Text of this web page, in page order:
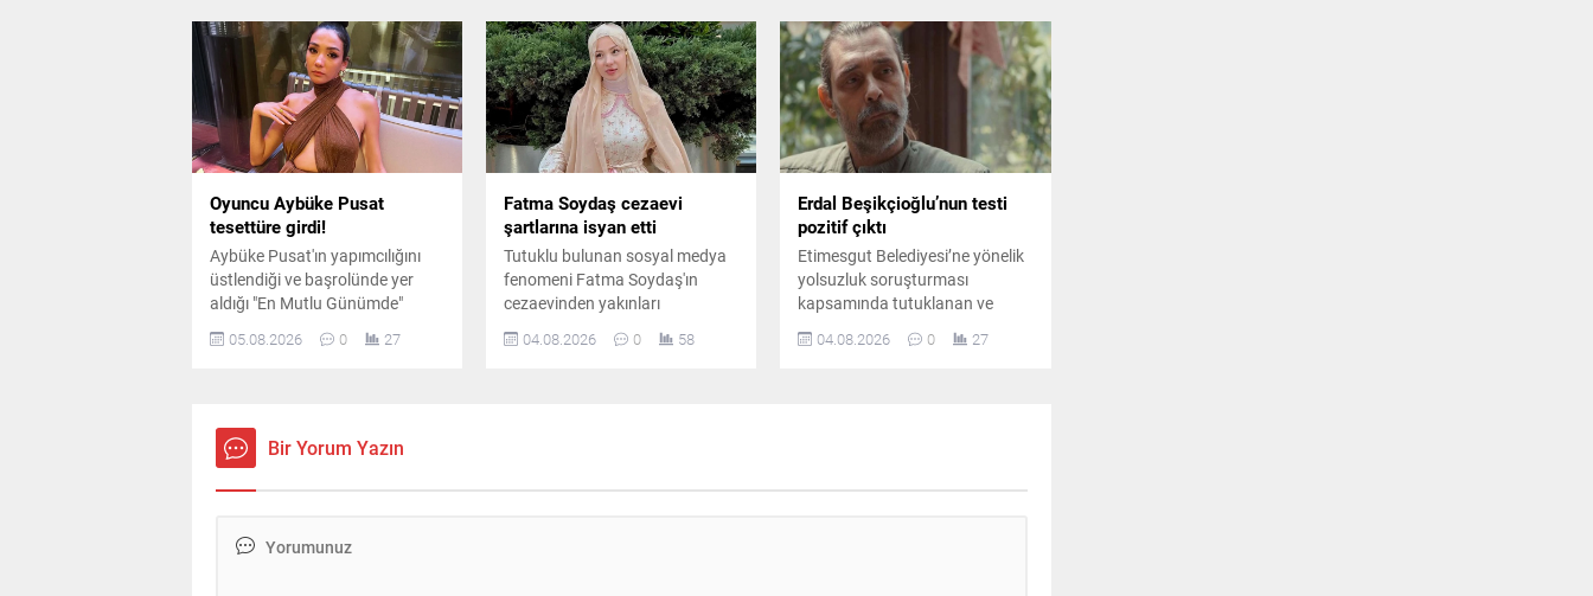
geniş yankı uyandırdı.
Oyuncu Aybüke Pusat
tesettüre girdi!
Aybüke Pusat'ın yapımcılığını
üstlendiği ve başrolünde yer
aldığı "En Mutlu Günümde"
filminden ilk kareler paylaşıldı.
Oyuncunun canlandırdığı
05.08.2026 0 27
Fatma Soydaş cezaevi
şartlarına isyan etti
Tutuklu bulunan sosyal medya
fenomeni Fatma Soydaş'ın
cezaevinden yakınları
aracılığıyla gönderdiği öne
sürülen mesajında pişmanlığını
04.08.2026 0 58
Erdal Beşikçioğlu’nun testi
pozitif çıktı
Etimesgut Belediyesi’ne yönelik
yolsuzluk soruşturması
kapsamında tutuklanan ve
görevden uzaklaştırılan Belediye
Başkanı Erdal Beşikçioğlu’nun
04.08.2026 0 27
Bir Yorum Yazın